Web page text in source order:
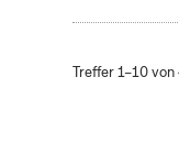
Treffer 1–10 von